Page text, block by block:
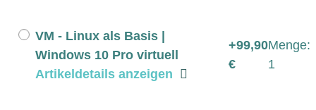
VM - Linux als Basis |
Windows 10 Pro virtuell
Artikeldetails anzeigen
+99,90
€
Menge:
1